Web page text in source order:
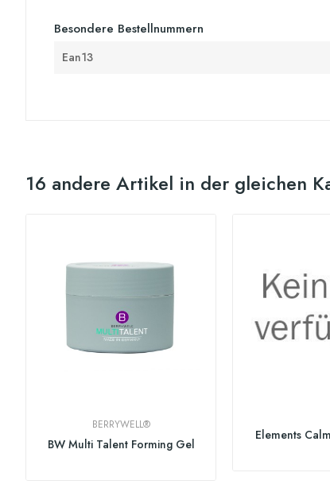
Besondere Bestellnummern
Ean13
16 andere Artikel in der gleichen
BERRYWELL®
BW Multi Talent Forming Gel
Elements